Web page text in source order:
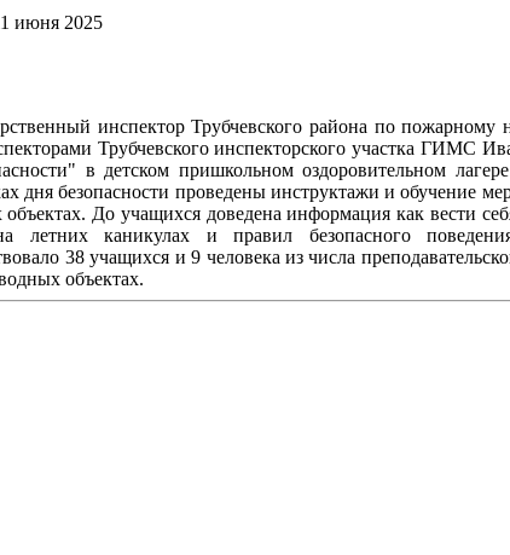
июня 2025
инспектор Трубчевского района по
Трубчевского инспекторского участка
в детском пришкольном оздоровительном
дня безопасности проведены инструктажи и обучение
До учащихся доведена информация как вести
летних каникулах и правил безопасного
38 учащихся и 9 человека из числа
объектах.